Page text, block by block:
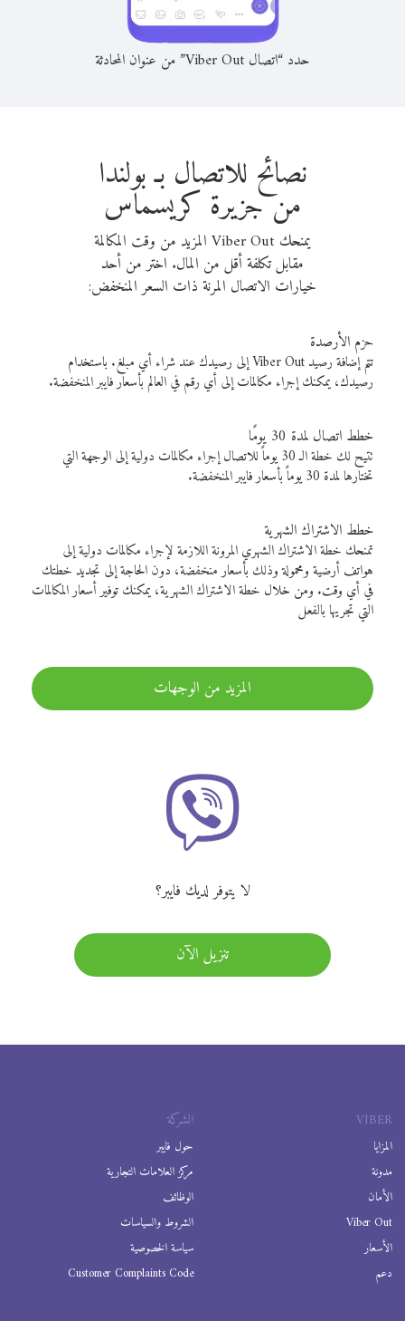
حدد “اتصال Viber Out” من عنوان المحادثة
نصائح للاتصال بـ بولندا
من جزيرة كريسماس
يمنحك Viber Out المزيد من وقت المكالمة
مقابل تكلفة أقل من المال. اختر من أحد
خيارات الاتصال المرنة ذات السعر المنخفض:
حزم الأرصدة
تتم إضافة رصيد Viber Out إلى رصيدك عند شراء أي مبلغ. باستخدام
رصيدك، يمكنك إجراء مكالمات إلى أي رقم في العالم بأسعار فايبر المنخفضة.
خطط اتصال لمدة 30 يومًا
تتيح لك خطة الـ 30 يوماً للاتصال إجراء مكالمات دولية إلى الوجهة التي
تختارها لمدة 30 يوماً بأسعار فايبر المنخفضة.
خطط الاشتراك الشهرية
تمنحك خطة الاشتراك الشهري المرونة اللازمة لإجراء مكالمات دولية إلى
هواتف أرضية ومحمولة وذلك بأسعار منخفضة، دون الحاجة إلى تجديد خطتك
في أي وقت. ومن خلال خطة الاشتراك الشهرية، يمكنك توفير أسعار المكالمات
التي تجريها بالفعل
المزيد من الوجهات
لا يتوفر لديك فايبر؟
تنزيل الآن
VIBER
المزايا
مدونة
الأمان
Viber Out
الأسعار
دعم
الشركة
حول فايبر
مركز العلامات التجارية
الوظائف
الشروط والسياسات
سياسة الخصوصية
Customer Complaints Code